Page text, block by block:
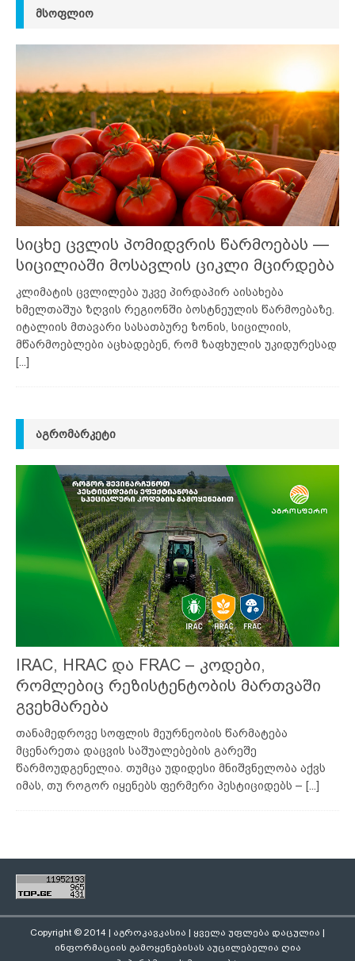
ᲛᲡᲝᲤᲚᲘᲝ
სიცხე ცვლის პომიდვრის წარმოებას —
სიცილიაში მოსავლის ციკლი მცირდება
კლიმატის ცვლილება უკვე პირდაპირ აისახება
ხმელთაშუა ზღვის რეგიონში ბოსტნეულის წარმოებაზე.
იტალიის მთავარი სასათბურე ზონის, სიცილიის,
მწარმოებლები აცხადებენ, რომ ზაფხულის უკიდურესად
[...]
ᲐᲒᲠᲝᲛᲐᲠᲙᲔᲢᲘ
IRAC, HRAC და FRAC – კოდები,
რომლებიც რეზისტენტობის მართვაში
გვეხმარება
თანამედროვე სოფლის მეურნეობის წარმატება
მცენარეთა დაცვის საშუალებების გარეშე
წარმოუდგენელია. თუმცა უდიდესი მნიშვნელობა აქვს
იმას, თუ როგორ იყენებს ფერმერი პესტიციდებს – [...]
Copyright © 2014 | აგროკავკასია | ყველა უფლება დაცულია |
ინფორმაციის გამოყენებისას აუცილებელია ღია